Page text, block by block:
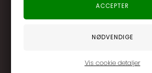
Vis cookie detaljer
.... og mange flere fordele